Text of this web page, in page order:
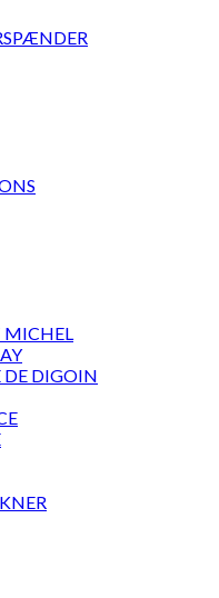
MICHEL
DIGOIN